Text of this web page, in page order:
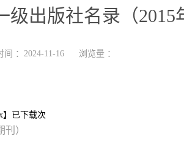
级出版社名录（2015
间 ：2024-11-16 浏览量 ：
】已下载次
）